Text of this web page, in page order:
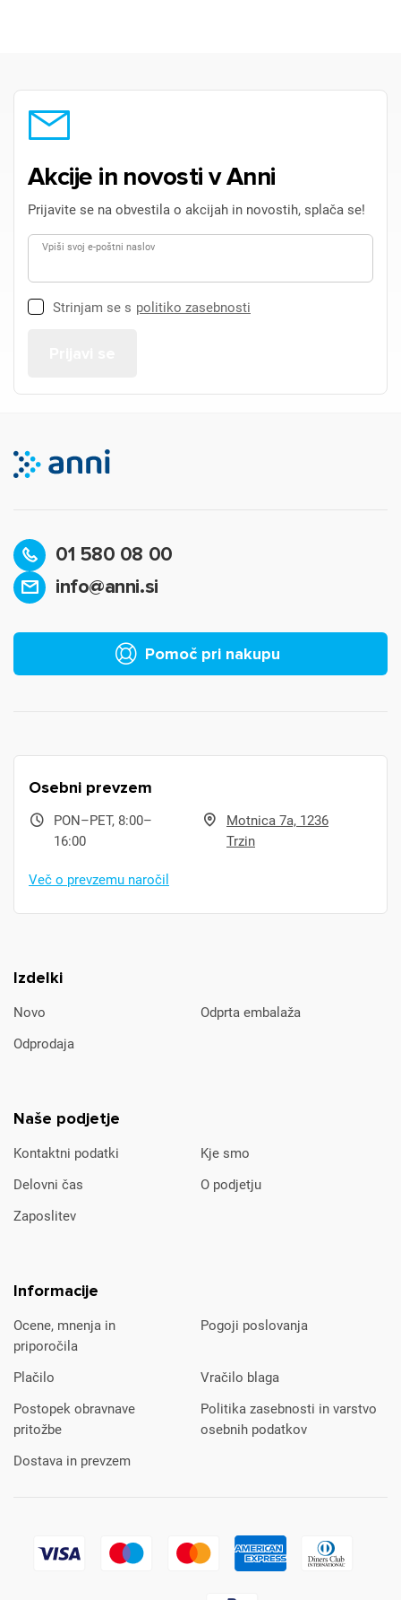
Akcije in novosti v Anni
Prijavite se na obvestila o akcijah in novostih, splača se!
Vpiši svoj e-poštni naslov
Strinjam se s politiko zasebnosti
01 580 08 00
info@anni.si
Pomoč pri nakupu
Izdelki
Novo
Odprta embalaža
Odprodaja
Naše podjetje
Kontaktni podatki
Kje smo
Delovni čas
O podjetju
Zaposlitev
Informacije
Ocene, mnenja in
priporočila
Pogoji poslovanja
Plačilo
Vračilo blaga
Postopek obravnave
pritožbe
Politika zasebnosti in varstvo
osebnih podatkov
Dostava in prevzem
Osebni prevzem
PON–PET, 8:00–
16:00
Motnica 7a, 1236
Trzin
Več o prevzemu naročil